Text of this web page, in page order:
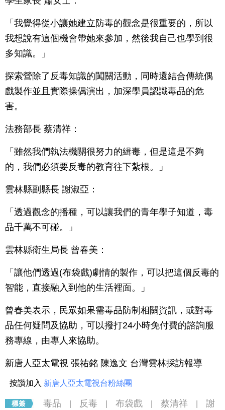
「我覺得從小讓她建立防毒的觀念是很重要的，所以
我想說有這個機會帶她來參加，然後我自己也學到很
多知識。」
探索營除了反毒知識的闖關活動，同時還結合傳統偶
戲製作並且實際操偶演出，加深學員認識毒品的危
害。
法務部長 蔡清祥：
「雖然我們執法機關很努力的緝毒，但是這是不夠
的，我們必須要反毒的教育往下紮根。」
雲林縣副縣長 謝淑亞：
「透過觀念的播種，可以讓我們的青年學子知道，毒
品千萬不可碰。」
雲林縣衛生局長 曾春美：
「讓他們透過(布袋戲)劇情的製作，可以把這個反毒的
智能，直接融入到他的生活裡面。」
曾春美表示，民眾如果需毒品防制相關資訊，或對毒
品任何疑問及協助，可以撥打24小時免付費的諮詢服
務專線，由專人來協助。
新唐人亞太電視 張祐銘 陳逸文 台灣雲林採訪報導
按讚加入 新唐人亞太電視台粉絲團
毒品 反毒 布袋戲 蔡清祥
謝